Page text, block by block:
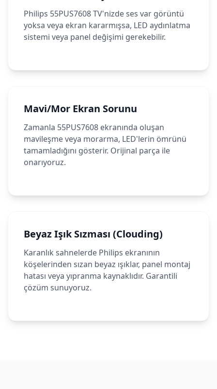
Philips 55PUS7608 TV'nizde ses var görüntü
yoksa veya ekran kararmışsa, LED aydınlatma
sistemi veya panel değişimi gerekebilir.
Mavi/Mor Ekran Sorunu
Zamanla 55PUS7608 ekranında oluşan
mavileşme veya morarma, LED'lerin ömrünü
tamamladığını gösterir. Orijinal parça ile
onarıyoruz.
Beyaz Işık Sızması (Clouding)
Karanlık sahnelerde Philips ekranının
köşelerinden sızan beyaz ışıklar, panel montaj
hatası veya yıpranma kaynaklıdır. Garantili
çözüm sunuyoruz.